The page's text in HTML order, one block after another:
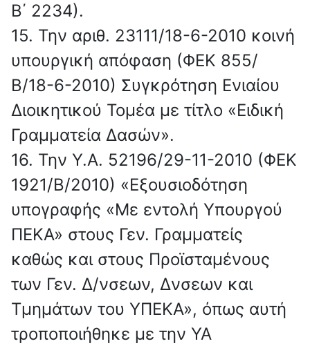
Β΄ 2234).
15. Την αριθ. 23111/18-6-2010 κοινή
υπουργική απόφαση (ΦΕΚ 855/
Β/18-6-2010) Συγκρότηση Ενιαίου
Διοικητικού Τομέα με τίτλο «Ειδική
Γραμματεία Δασών».
16. Την Υ.Α. 52196/29-11-2010 (ΦΕΚ
1921/Β/2010) «Εξουσιοδότηση
υπογραφής «Με εντολή Υπουργού
ΠΕΚΑ» στους Γεν. Γραμματείς
καθώς και στους Προϊσταμένους
των Γεν. Δ/νσεων, Δνσεων και
Τμημάτων του ΥΠΕΚΑ», όπως αυτή
τροποποιήθηκε με την ΥΑ